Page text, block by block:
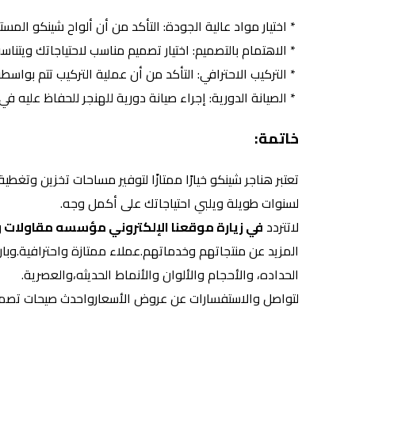
* اختيار مواد عالية الجودة: التأكد من أن ألواح شينكو
* الاهتمام بالتصميم: اختيار تصميم مناسب لاحتياجاتك
* التركيب الاحترافي: التأكد من أن عملية التركيب تتم
* الصيانة الدورية: إجراء صيانة دورية للهنجر للحفاظ
خاتمة:
تعتبر هناجر شينكو خيارًا ممتازًا لتوفير مساحات تخزين
لسنوات طويلة ويلبي احتياجاتك على أكمل وجه.
لاتتردد في زيارة موقعنا الإلكتروني مؤسسه
المزيد عن منتجاتهم وخدماتهم.عملاء ممتازة
الحداده، والأحجام والألوان والأنماط الحديثه،والعصرية.
لتواصل والاستفسارات عن عروض الأسعارواحدث صيحات